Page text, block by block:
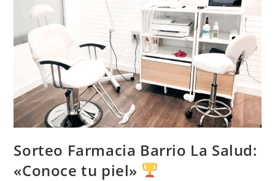
Sorteo Farmacia Barrio La Salud:
«Conoce tu piel»